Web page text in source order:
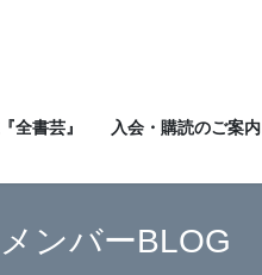
全書芸』 入会・購読のご案内
メンバーBLOG